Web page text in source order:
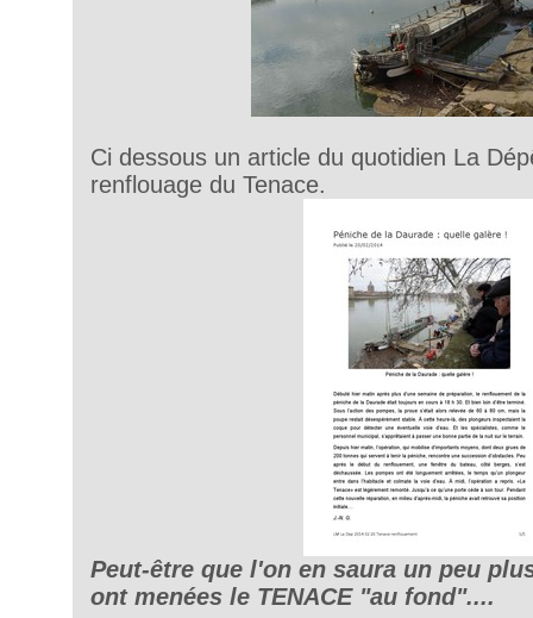
Ci dessous un article du quotidien La
renflouage du Tenace.
Peut-être que l'on en saura un peu
ont menées le TENACE "au fond"....